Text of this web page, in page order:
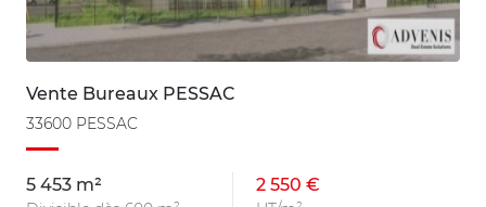
Vente Bureaux PESSAC
33600 PESSAC
5 453 m² 2 550 €